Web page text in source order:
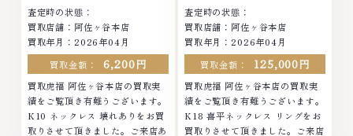
中無休
査定時の状態：
買取店舗：阿佐ヶ谷本店
買取年月：2026年04月
買取金額：
6,200円
買取虎福 阿佐ヶ谷本店の買取実
績をご覧頂き有難うございます。
K10 ネックレス 壊れありをお買
取りさせて頂きました。ご来店あ
査定時の状態：
買取店舗：阿佐ヶ谷本店
買取年月：2026年04月
買取金額：
125,000円
買取虎福 阿佐ヶ谷本店の買取実
績をご覧頂き有難うございます。
K18 喜平ネックレス リングをお
買取りさせて頂きました。ご来店